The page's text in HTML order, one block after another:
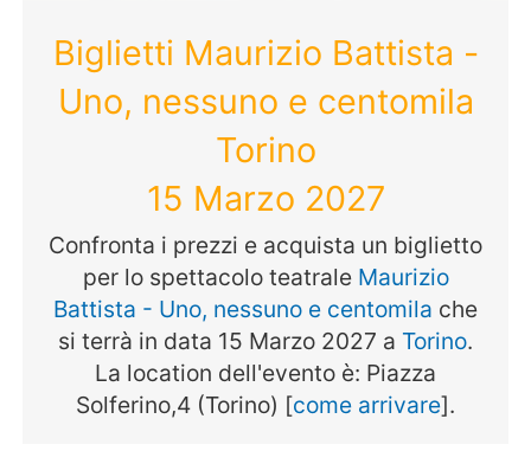
Biglietti Maurizio Battista -
Uno, nessuno e centomila
Torino
15 Marzo 2027
Confronta i prezzi e acquista un biglietto
per lo spettacolo teatrale Maurizio
Battista - Uno, nessuno e centomila che
si terrà in data 15 Marzo 2027 a Torino.
La location dell'evento è: Piazza
Solferino,4 (Torino) [come arrivare].